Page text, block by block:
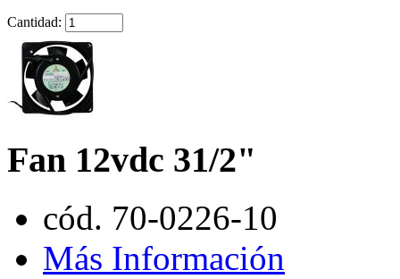
Cantidad:
Fan 12vdc 31/2"
cód. 70-0226-10
Más Información